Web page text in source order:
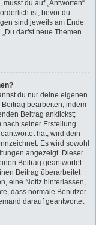
du auf „Antworten“
ist, bevor du
sind jeweils am Ende
darfst neue Themen
du nur deine eigenen
bearbeiten, indem
Beitrag anklickst;
nach seiner Erstellung
hat, wird dein
Es wird sowohl
angezeigt. Dieser
Beitrag geantwortet
Beitrag überarbeitet
eine Notiz hinterlassen,
dass normale Benutzer
darauf geantwortet